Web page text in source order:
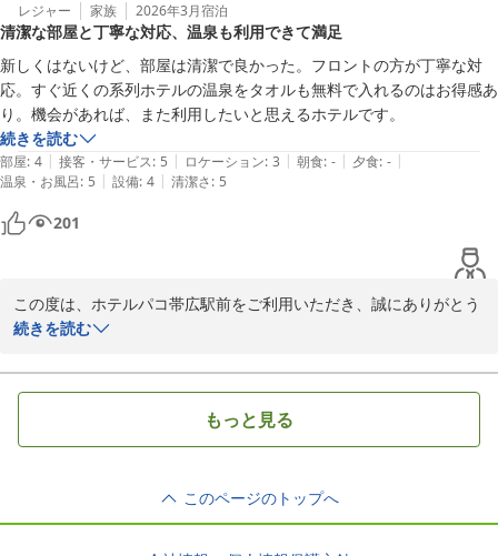
フロント　廣井
ホテルパコ帯広駅前（旧ホテルパコ帯広２）
2026-05-09
レジャー 家族 2026年3月宿泊
清潔な部屋と丁寧な対応、温泉も利用できて満足
新しくはないけど、部屋は清潔で良かった。フロントの方が丁寧な対
応。すぐ近くの系列ホテルの温泉をタオルも無料で入れるのはお得感あ
り。機会があれば、また利用したいと思えるホテルです。
続きを読む
部屋: 4 | 接客・サービス: 5 | ロケーション: 3 | 朝食: - | 夕食: - |
温泉・お風呂: 5 | 設備: 4 | 清潔さ: 5
201
この度は、ホテルパコ帯広駅前をご利用いただき、誠にありがとう
ございます。
潔に保つよう努めております。
フロントの対応につきましても、親切丁寧をモットーに、お客様に
心地良くご滞在いただけるよう心掛けております。
今後も皆様に「また利用したい」と思っていただけるよう、従業員
またこちらにお越しの際は、是非当ホテルをご利用ください。ご来
館を、お待ち申し上げております。
続きを読む
もっと見る
このページのトップへ